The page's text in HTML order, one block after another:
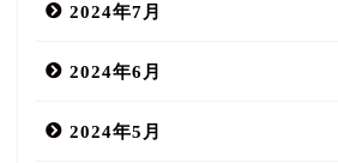
2024年7月
2024年6月
2024年5月